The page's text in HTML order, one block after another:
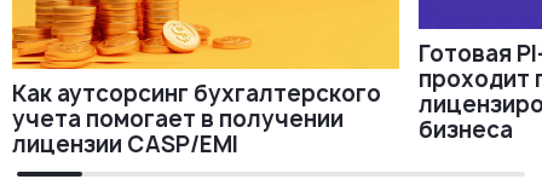
Как аутсорсинг бухгалтерского
учета помогает в получении
лицензии CASP/EMI
Готовая
проходит
бизнеса